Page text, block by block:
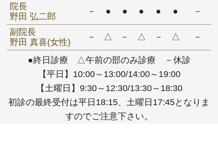
●終日診療 △午前の部のみ診療 －休診
【平日】10:00～13:00/14:00～19:00
【土曜日】9:30～12:30/13:30～18:30
初診の最終受付は平日18:15、土曜日17:45となりま
すのでご注意下さい。
院長
野田 弘二郎
－ ● ● ● ● ● －
副院長
野田 真喜(女性)
－ △ － △ － △ －